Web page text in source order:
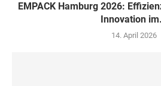
EMPACK Hamburg 2026:
Innovation
14. April 2026